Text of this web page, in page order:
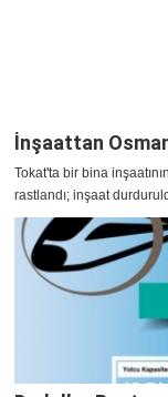
İnşaattan
Tokat'ta bir bina
rastlandı; inşaat